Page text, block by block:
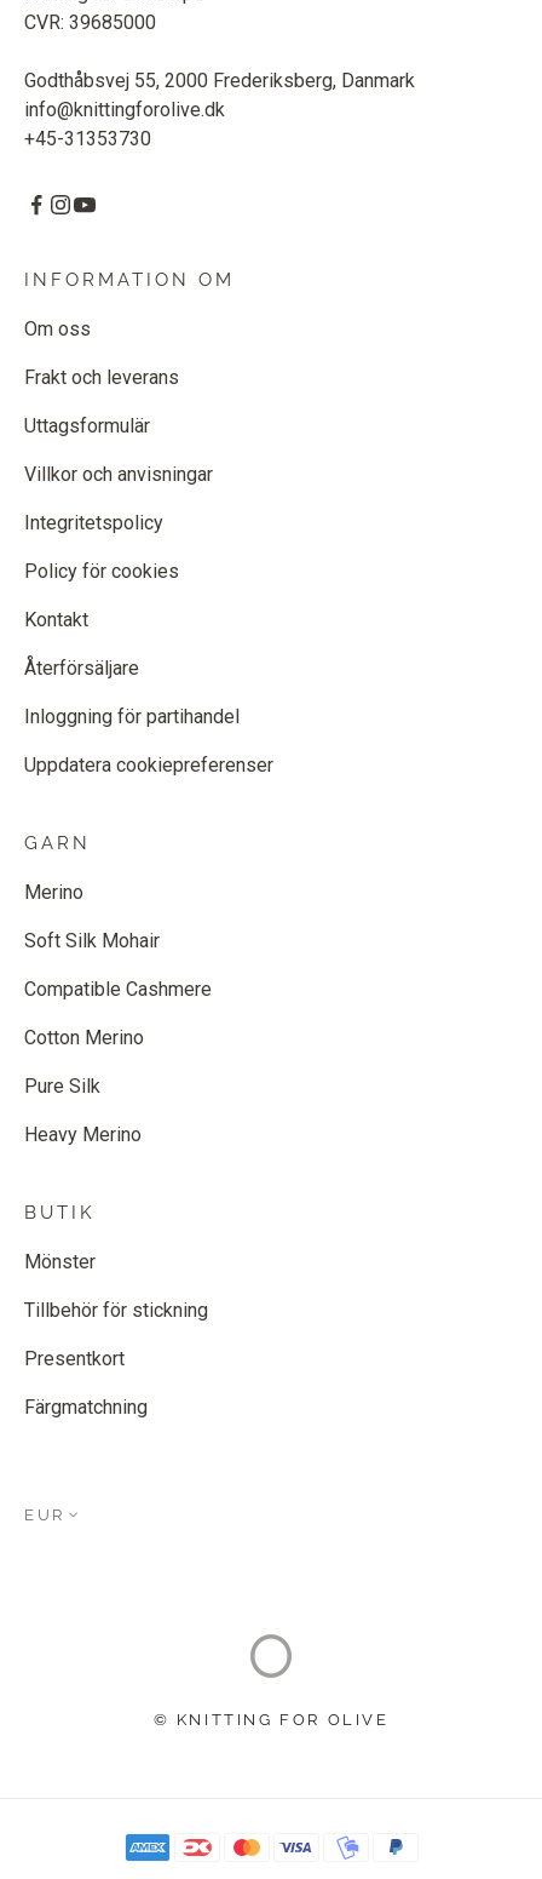
CVR: 39685000
Godthåbsvej 55, 2000 Frederiksberg, Danmark
info@knittingforolive.dk
+45-31353730
INFORMATION OM
Om oss
Frakt och leverans
Uttagsformulär
Villkor och anvisningar
Integritetspolicy
Policy för cookies
Kontakt
Återförsäljare
Inloggning för partihandel
Uppdatera cookiepreferenser
GARN
Merino
Soft Silk Mohair
Compatible Cashmere
Cotton Merino
Pure Silk
Heavy Merino
BUTIK
Mönster
Tillbehör för stickning
Presentkort
Färgmatchning
EUR
© KNITTING FOR OLIVE